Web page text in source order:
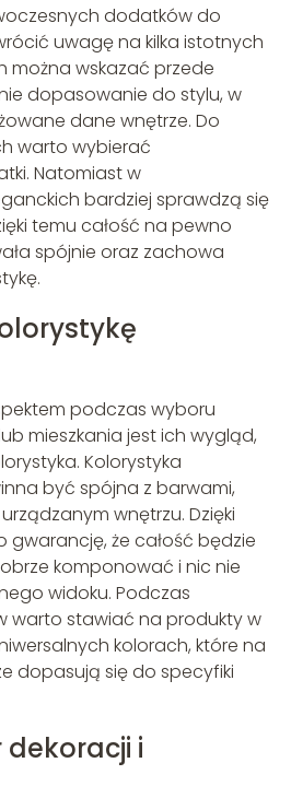
dodatków do
uwagę na kilka istotnych
można wskazać przede
dopasowanie do stylu, w
dane wnętrze. Do
warto wybierać
Natomiast w
bardziej sprawdzą się
temu całość na pewno
spójnie oraz zachowa
podczas wyboru
mieszkania jest ich wygląd,
Kolorystyka
być spójna z barwami,
wnętrzu. Dzięki
gwarancję, że całość będzie
komponować i nic nie
widoku. Podczas
warto stawiać na produkty w
kolorach, które na
dopasują się do specyfiki
dekoracji i